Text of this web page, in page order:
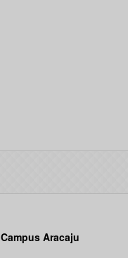
Campus Aracaju